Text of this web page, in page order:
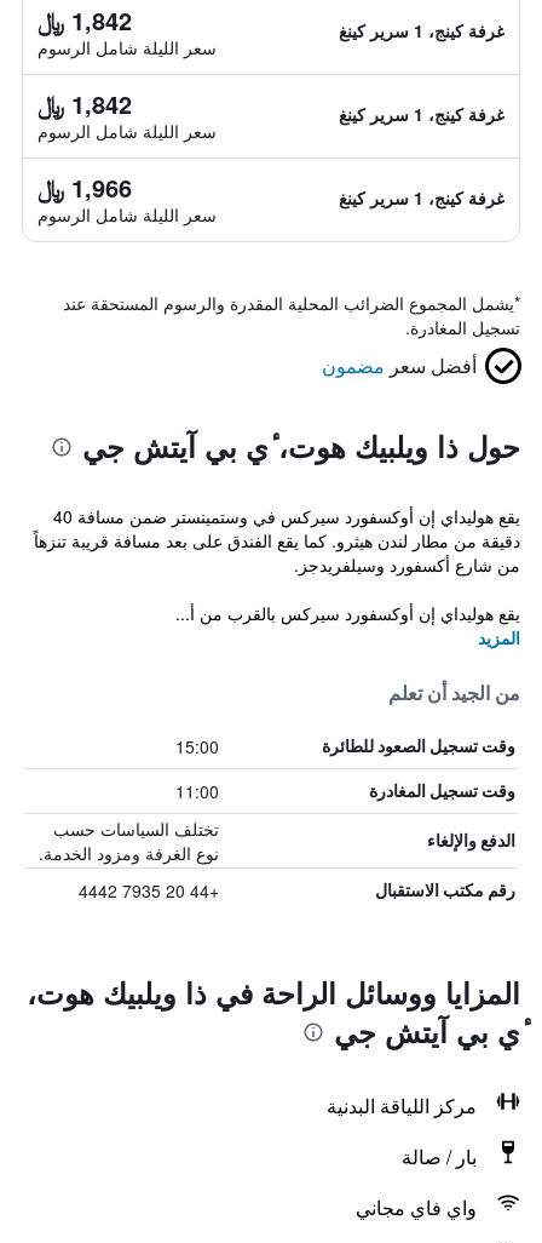
غرفة كينج، 1 سرير كينغ 1,842 ﷼
سعر الليلة شامل الرسوم
غرفة كينج، 1 سرير كينغ 1,842 ﷼
سعر الليلة شامل الرسوم
غرفة كينج، 1 سرير كينغ 1,966 ﷼
سعر الليلة شامل الرسوم
*يشمل المجموع الضرائب المحلية المقدرة والرسوم المستحقة عند
تسجيل المغادرة.
أفضل سعر مضمون
حول ذا ويلبيك هوت، ٔي بي آيتش جي
يقع هوليداي إن أوكسفورد سيركس في وستمينستر ضمن مسافة 40
دقيقة من مطار لندن هيثرو. كما يقع الفندق على بعد مسافة قريبة تنزهاً
من شارع أكسفورد وسيلفريدجز.
يقع هوليداي إن أوكسفورد سيركس بالقرب من أ...
المزيد
من الجيد أن تعلم
وقت تسجيل الصعود للطائرة 15:00
وقت تسجيل المغادرة 11:00
الدفع والإلغاء
تختلف السياسات حسب
نوع الغرفة ومزود الخدمة.
رقم مكتب الاستقبال +44 20 7935 4442
المزايا ووسائل الراحة في ذا ويلبيك هوت،
ٔي بي آيتش جي
مركز اللياقة البدنية
بار / صالة
واي فاي مجاني